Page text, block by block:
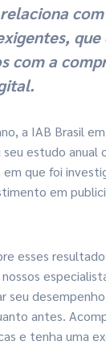
, que
com a
a IAB Brasil
estudo anual
em que foi
em
esses
seu
antes.
e tenha uma